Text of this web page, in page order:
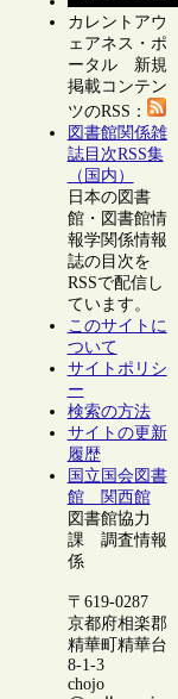
カレントアウ
ェアネス・ポ
ータル 新規
掲載コンテン
ツのRSS：
図書館関係雑
誌目次RSS集
（国内）
日本の図書
館・図書館情
報学関係情報
誌の目次を
RSSで配信し
ています。
このサイトに
ついて
サイトポリシ
ー
検索の方法
サイトの更新
履歴
国立国会図書
館 関西館
図書館協力
課 調査情報
係
〒619-0287
京都府相楽郡
精華町精華台
8-1-3
chojo